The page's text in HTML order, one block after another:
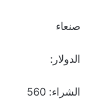
صنعاء
الدولار:
الشراء: 560